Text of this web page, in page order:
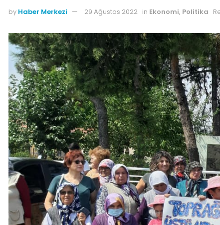
by Haber Merkezi 29 Ağustos 2022 in Ekonomi, Politika